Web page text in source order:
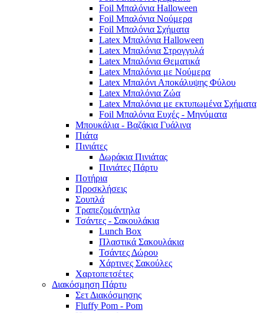
Foil Μπαλόνια Halloween
Foil Μπαλόνια Νούμερα
Foil Μπαλόνια Σχήματα
Latex Μπαλόνια Halloween
Latex Μπαλόνια Στρογγυλά
Latex Μπαλόνια Θεματικά
Latex Μπαλόνια με Νούμερα
Latex Μπαλόνι Αποκάλυψης Φύλου
Latex Μπαλόνια Ζώα
Latex Μπαλόνια με εκτυπωμένα Σχήματα
Foil Μπαλόνια Ευχές - Μηνύματα
Μπουκάλια - Βαζάκια Γυάλινα
Πιάτα
Πινιάτες
Δωράκια Πινιάτας
Πινιάτες Πάρτυ
Ποτήρια
Προσκλήσεις
Σουπλά
Τραπεζομάντηλα
Τσάντες - Σακουλάκια
Lunch Box
Πλαστικά Σακουλάκια
Τσάντες Δώρου
Χάρτινες Σακούλες
Χαρτοπετσέτες
Διακόσμηση Πάρτυ
Σετ Διακόσμησης
Fluffy Pom - Pom